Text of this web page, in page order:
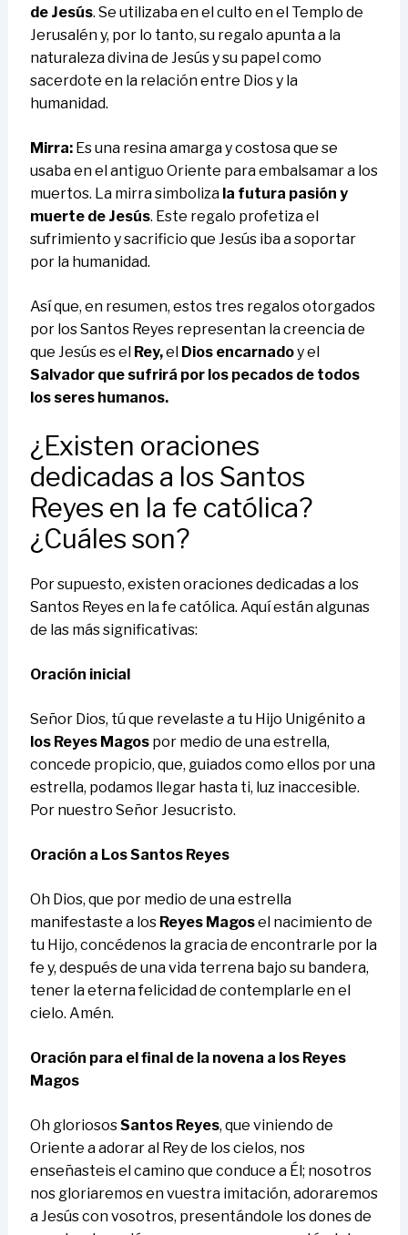
de Jesús. Se utilizaba en el culto en el Templo de
Jerusalén y, por lo tanto, su regalo apunta a la
naturaleza divina de Jesús y su papel como
sacerdote en la relación entre Dios y la
humanidad.
Mirra:Es una resina amarga y costosa que se
usaba en el antiguo Oriente para embalsamar a los
muertos. La mirra simboliza la futura pasión y
muerte de Jesús. Este regalo profetiza el
sufrimiento y sacrificio que Jesús iba a soportar
por la humanidad.
Así que, en resumen, estos tres regalos otorgados
por los Santos Reyes representan la creencia de
que Jesús es el Rey,el Dios encarnadoy el
Salvador que sufrirá por los pecados de todos
los seres humanos.
¿Existen oraciones
dedicadas a los Santos
Reyes en la fe católica?
¿Cuáles son?
Por supuesto, existen oraciones dedicadas a los
Santos Reyes en la fe católica. Aquí están algunas
de las más significativas:
Oración inicial
Señor Dios, tú que revelaste a tu Hijo Unigénito a
los Reyes Magospor medio de una estrella,
concede propicio, que, guiados como ellos por una
estrella, podamos llegar hasta ti, luz inaccesible.
Por nuestro Señor Jesucristo.
Oración a Los Santos Reyes
Oh Dios, que por medio de una estrella
manifestaste a los Reyes Magosel nacimiento de
tu Hijo, concédenos la gracia de encontrarle por la
fe y, después de una vida terrena bajo su bandera,
tener la eterna felicidad de contemplarle en el
cielo. Amén.
Oración para el final de la novena a los Reyes
Magos
Oh gloriososSantos Reyes, que viniendo de
Oriente a adorar al Rey de los cielos, nos
enseñasteis el camino que conduce a Él; nosotros
nos gloriaremos en vuestra imitación, adoraremos
a Jesús con vosotros, presentándole los dones de